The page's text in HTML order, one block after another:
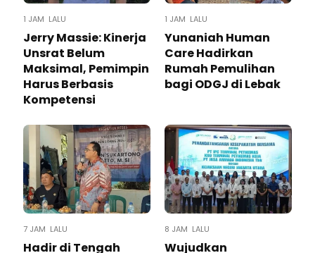
1 JAM LALU
Jerry Massie: Kinerja
Unsrat Belum
Maksimal, Pemimpin
Harus Berbasis
Kompetensi
1 JAM LALU
Yunaniah Human
Care Hadirkan
Rumah Pemulihan
bagi ODGJ di Lebak
7 JAM LALU
Hadir di Tengah
8 JAM LALU
Wujudkan